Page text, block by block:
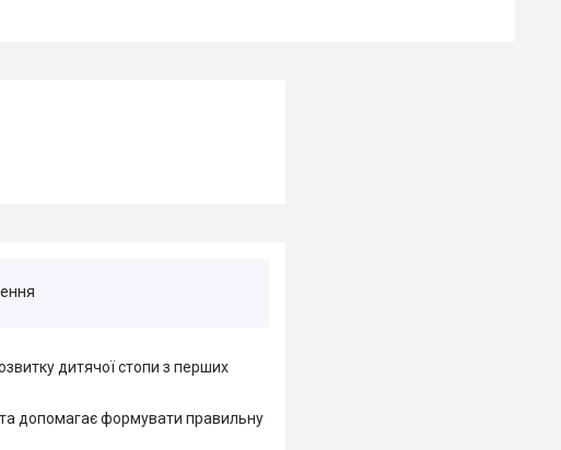
дитячої стопи з перших
допомагає формувати правильну